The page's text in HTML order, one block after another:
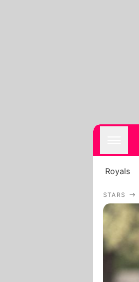
Royals
STARS